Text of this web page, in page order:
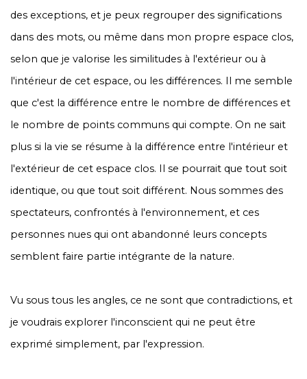
des exceptions, et je peux regrouper des significations
dans des mots, ou même dans mon propre espace clos,
selon que je valorise les similitudes à l'extérieur ou à
l'intérieur de cet espace, ou les différences. Il me semble
que c'est la différence entre le nombre de différences et
le nombre de points communs qui compte. On ne sait
plus si la vie se résume à la différence entre l'intérieur et
l'extérieur de cet espace clos. Il se pourrait que tout soit
identique, ou que tout soit différent. Nous sommes des
spectateurs, confrontés à l'environnement, et ces
personnes nues qui ont abandonné leurs concepts
semblent faire partie intégrante de la nature.
Vu sous tous les angles, ce ne sont que contradictions, et
je voudrais explorer l'inconscient qui ne peut être
exprimé simplement, par l'expression.